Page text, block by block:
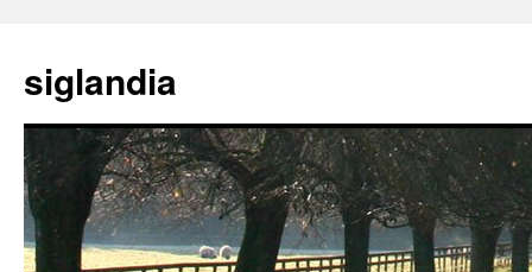
츠
로
뛰
기
siglandia